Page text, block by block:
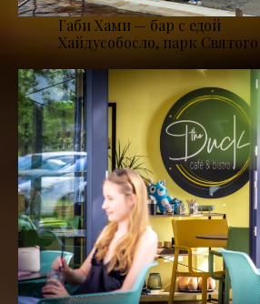
Габи Хами — бар с едой
Хайдусобосло, парк